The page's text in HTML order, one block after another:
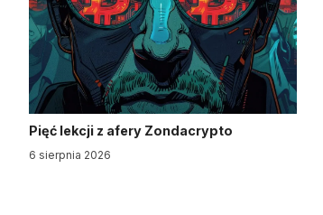
Pięć lekcji z afery Zondacrypto
6 sierpnia 2026